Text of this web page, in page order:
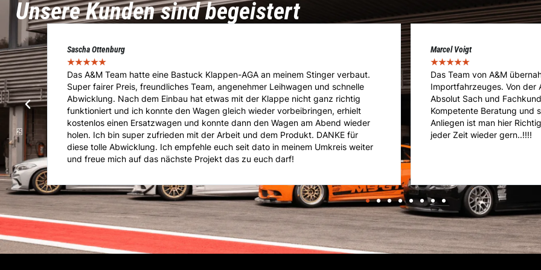
Unsere Kunden sind begeistert
Marcel Voigt
★★★★★
Das Team von A&M übernahm die Immatrikulation meines umgebauten
Importfahrzeuges. Von der Abholung über die Vorführung bis hin zum Service.
Absolut Sach und Fachkundig im Bereich Tuning, Eintragungen und Zulassung.
Kompetente Beratung und super Kommunikation. Gerade mit speziellen
Anliegen ist man hier Richtig. Kann mich nur weiterempfehlen. Vielen Dank und
jeder Zeit wieder gern..!!!!
Cédric Kläusler
★★★★★
A&M ist die Adresse
Reparatur- und
ein riesen Knowhow und
Geht nicht gibts nicht bei
Porsche GT3!